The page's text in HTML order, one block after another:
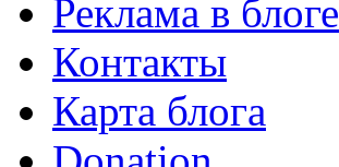
Реклама в блоге
Контакты
Карта блога